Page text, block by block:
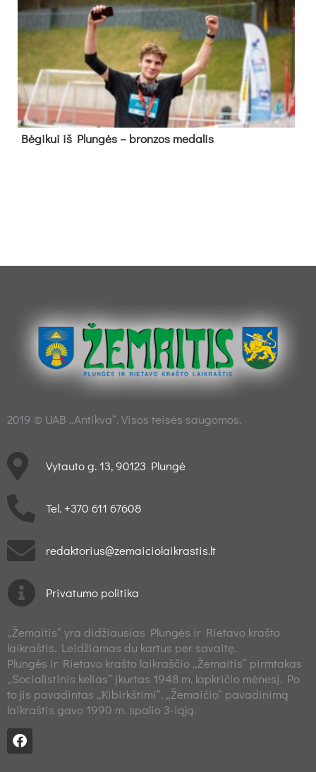
Bė­gi­kui iš Plun­gės – bron­zos me­da­lis
2019 © UAB „Antikva“. Visos teisės saugomos.
Vytauto g. 13, 90123 Plungė
Tel. +370 611 67608
redaktorius@zemaiciolaikrastis.lt
Privatumo politika
„Žemaitis“ yra didžiausias Plungės ir Rietavo krašto
laikraštis. Leidžiamas du kartus per savaitę.
Plungės ir Rietavo krašto laikraščio „Žemaitis“ pirmtakas
„Socialistinis kelias“ įkurtas 1948 m. lapkričio mėnesį. Po
to jis pavadintas „Kibirkštimi“. „Žemaičio“ pavadinimą
laikraštis gavo 1990 m. spalio 3-iąją.